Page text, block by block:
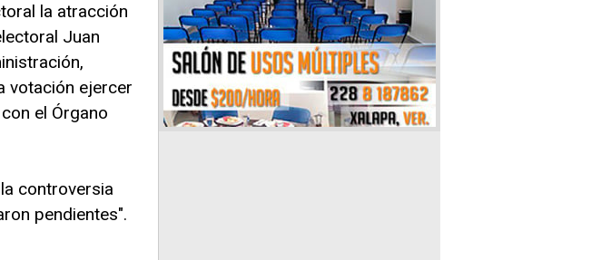
la atracción
Juan
votación ejercer
el Órgano
controversia
pendientes".